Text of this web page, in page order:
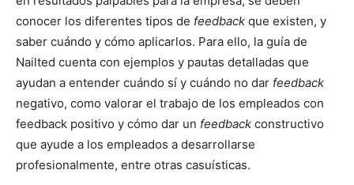
conocer los diferentes tipos de feedback que existen, y
saber cuándo y cómo aplicarlos. Para ello, la guía de
Nailted cuenta con ejemplos y pautas detalladas que
ayudan a entender cuándo sí y cuándo no dar feedback
negativo, como valorar el trabajo de los empleados con
feedback positivo y cómo dar un feedback constructivo
que ayude a los empleados a desarrollarse
profesionalmente, entre otras casuísticas.